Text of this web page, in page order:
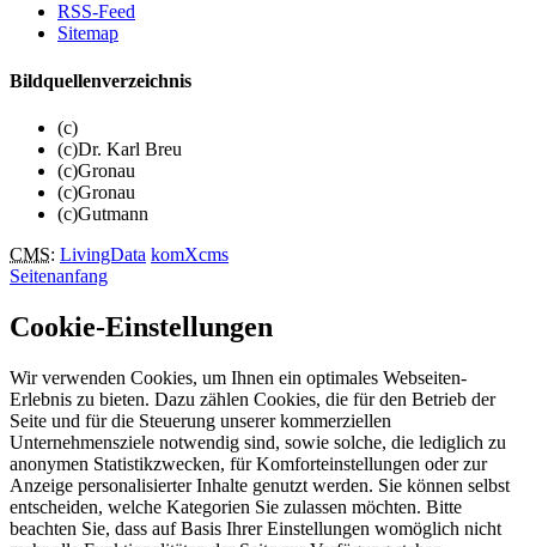
RSS-Feed
Sitemap
Bildquellenverzeichnis
(c)
(c)Dr. Karl Breu
(c)Gronau
(c)Gronau
(c)Gutmann
CMS: LivingData komXcms
Seitenanfang
Cookie-Einstellungen
Wir verwenden Cookies, um Ihnen ein optimales Webseiten-
Erlebnis zu bieten. Dazu zählen Cookies, die für den Betrieb der
Seite und für die Steuerung unserer kommerziellen
Unternehmensziele notwendig sind, sowie solche, die lediglich zu
anonymen Statistikzwecken, für Komforteinstellungen oder zur
Anzeige personalisierter Inhalte genutzt werden. Sie können selbst
entscheiden, welche Kategorien Sie zulassen möchten. Bitte
beachten Sie, dass auf Basis Ihrer Einstellungen womöglich nicht